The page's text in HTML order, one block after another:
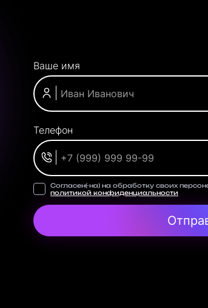
Ваше имя
Телефон
Согласен(-на) на обработку своих
политикой конфиденциальности